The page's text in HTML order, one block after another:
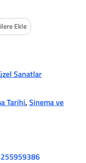
Ekle
Sanatlar
Tarihi,Sinema ve